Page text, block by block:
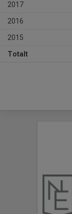
2017
2016
2015
Totalt